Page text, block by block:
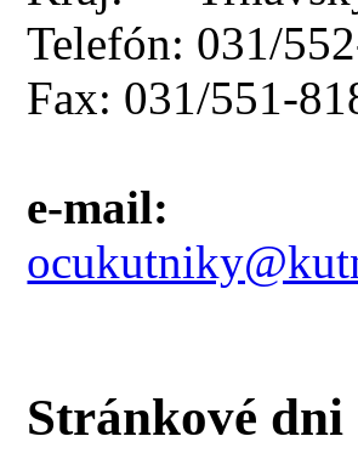
Telefón: 031/
Fax: 031/551-
e-mail:
Stránkové dni